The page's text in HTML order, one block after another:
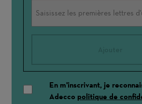
En m'inscrivant, je
Adecco politique de